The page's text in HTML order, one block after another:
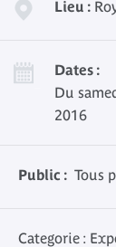
Lieu :
Dates :
Du
2016
Public : Tous
Categorie :